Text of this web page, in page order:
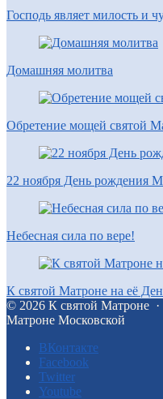
Господь являет милость и
Домашняя молитва
Обретение мощей святой
22 ноября День рождения
Небесная сила по вере!
К святой Матроне на её
© 2026 К святой Матроне ·
Матроне Московской
BКонтакте
Facebook
Twitter
Youtube